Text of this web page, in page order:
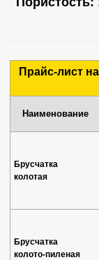
Прайс-лист
Наименование
Брусчатка
колотая
Брусчатка
колото-пиленая